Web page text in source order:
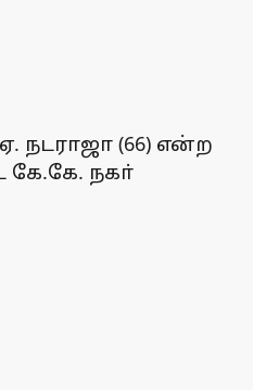
நடராஜா (66) என்ற
கே.கே. நகா்